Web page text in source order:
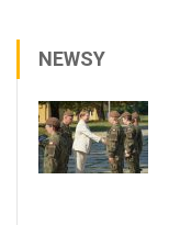
NEWSY